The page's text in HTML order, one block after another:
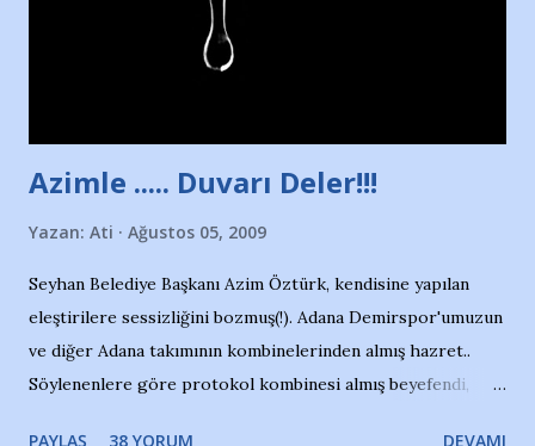
kızından biri oluyor o gün…Giriyor havuza. 1973 – 1975
Adana Nesrin, 16 yaşında. Yüzüyor. 7 yaşında girdiği
Türkiye 3.lüğü var. 17 yaşında mar...
Azimle ..... Duvarı Deler!!!
Yazan: Ati Ağustos 05, 2009
Seyhan Belediye Başkanı Azim Öztürk, kendisine yapılan
eleştirilere sessizliğini bozmuş(!). Adana Demirspor'umuzun
ve diğer Adana takımının kombinelerinden almış hazret..
Söylenenlere göre protokol kombinesi almış beyefendi,
PAYLAŞ 38 YORUM DEVAMI